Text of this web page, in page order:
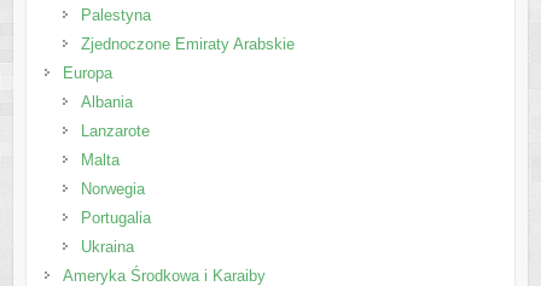
Palestyna
Zjednoczone Emiraty Arabskie
Europa
Albania
Lanzarote
Malta
Norwegia
Portugalia
Ukraina
Ameryka Środkowa i Karaiby